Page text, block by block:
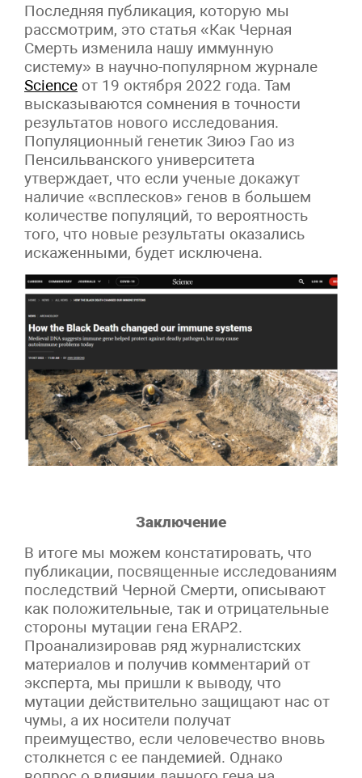
Последняя публикация, которую мы
рассмотрим, это статья «Как Черная
Смерть изменила нашу иммунную
систему» в научно-популярном журнале
Science от 19 октября 2022 года. Там
высказываются сомнения в точности
результатов нового исследования.
Популяционный генетик Зиюэ Гао из
Пенсильванского университета
утверждает, что если ученые докажут
наличие «всплесков» генов в большем
количестве популяций, то вероятность
того, что новые результаты оказались
искаженными, будет исключена.
Заключение
В итоге мы можем констатировать, что
публикации, посвященные исследованиям
последствий Черной Смерти, описывают
как положительные, так и отрицательные
стороны мутации гена ERAP2.
Проанализировав ряд журналистских
материалов и получив комментарий от
эксперта, мы пришли к выводу, что
мутации действительно защищают нас от
чумы, а их носители получат
преимущество, если человечество вновь
столкнется с ее пандемией. Однако